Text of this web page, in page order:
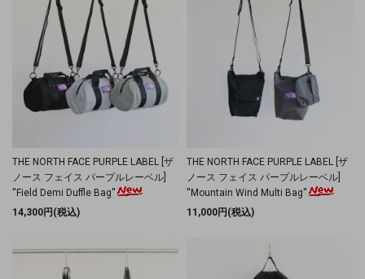
THE NORTH FACE PURPLE LABEL [ザ
ノース フェイス パープルレーベル]
''Field Demi Duffle Bag''
14,300円(税込)
THE NORTH FACE PURPLE LABEL [ザ
ノース フェイス パープルレーベル]
''Mountain Wind Multi Bag''
11,000円(税込)